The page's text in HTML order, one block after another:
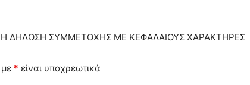
ΔΗΛΩΣΗ ΣΥΜΜΕΤΟΧΗΣ ΜΕ ΚΕΦΑΛΑΙΟΥΣ ΧΑΡΑΚΤΗΡΕΣ
* είναι υποχρεωτικά